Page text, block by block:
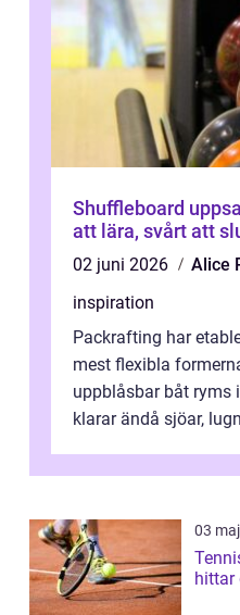
Shuffleboard uppsala socialt
att lära, svårt att
02 juni 2026
Alice
inspiration
Packrafting har
mest flexibla
uppblåsbar båt ryms
klarar ändå sjöar,
03
hittar